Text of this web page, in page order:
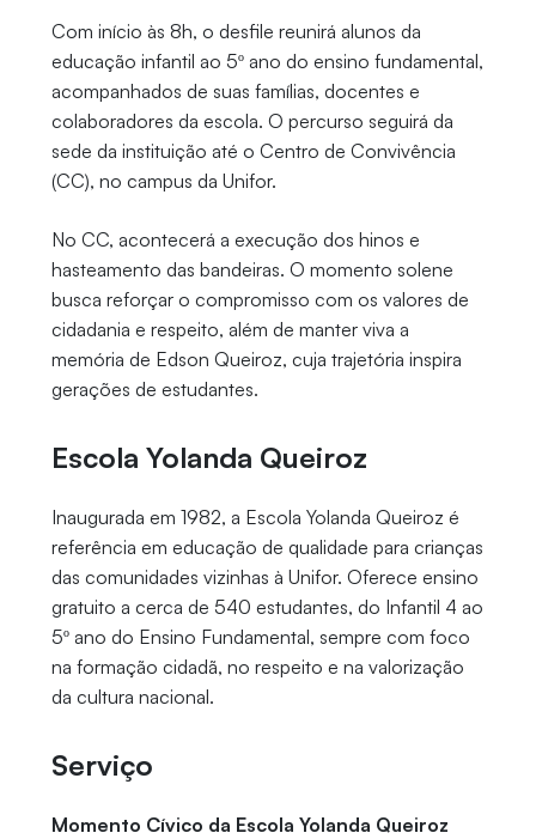
Com início às 8h, o desfile reunirá alunos da
educação infantil ao 5º ano do ensino fundamental,
acompanhados de suas famílias, docentes e
colaboradores da escola. O percurso seguirá da
sede da instituição até o Centro de Convivência
(CC), no campus da Unifor.
No CC, acontecerá a execução dos hinos e
hasteamento das bandeiras. O momento solene
busca reforçar o compromisso com os valores de
cidadania e respeito, além de manter viva a
memória de Edson Queiroz, cuja trajetória inspira
gerações de estudantes.
Escola Yolanda Queiroz
Inaugurada em 1982, a Escola Yolanda Queiroz é
referência em educação de qualidade para crianças
das comunidades vizinhas à Unifor. Oferece ensino
gratuito a cerca de 540 estudantes, do Infantil 4 ao
5º ano do Ensino Fundamental, sempre com foco
na formação cidadã, no respeito e na valorização
da cultura nacional.
Serviço
Momento Cívico da Escola Yolanda Queiroz